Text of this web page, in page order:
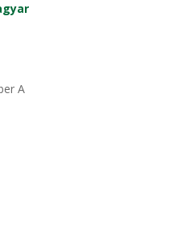
A